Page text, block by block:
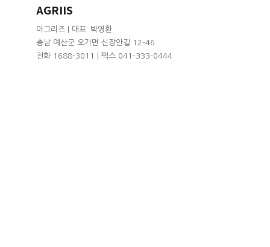
AGRIIS
아그리즈 | 대표: 박영환
충남 예산군 오가면 신장안길 12-46
전화 1688-3011 | 팩스 041-333-0444